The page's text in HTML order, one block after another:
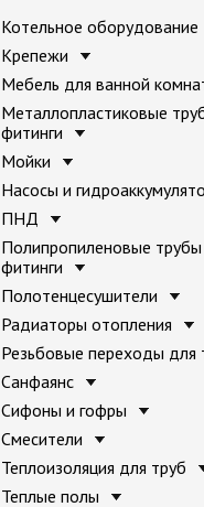
Котельное оборудование
Крепежи
Мебель для ванной
Металлопластиковые
фитинги
Мойки
Насосы и
ПНД
Полипропиленовые трубы
фитинги
Полотенцесушители
Радиаторы отопления
Резьбовые переходы для
Санфаянс
Сифоны и гофры
Смесители
Теплоизоляция для труб
Теплые полы